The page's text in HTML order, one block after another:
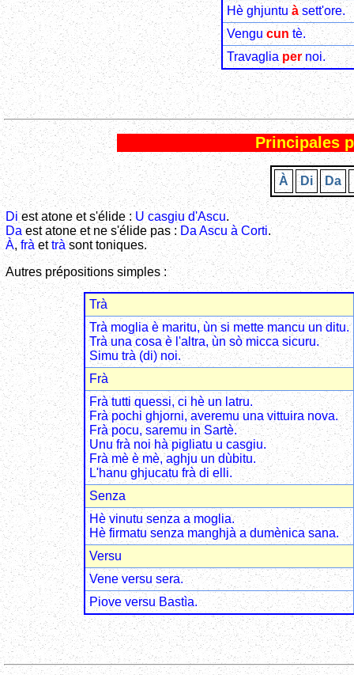
Hè ghjuntuàsett'ore.
Vengucun tè.
Travaglia pernoi.
Principales
À Di Da
Diest atone et s'élide :U casgiu d'Ascu.
Da est atone et ne s'élide pas : Da Ascu à Corti.
À, frà ettràsont toniques.
Autres prépositions simples :
Trà
Trà moglia è maritu, ùn si mette mancu un ditu.
Trà una cosa è l'altra, ùn sò micca sicuru.
Simu trà (di) noi.
Frà
Frà tutti quessi, ci hè un latru.
Frà pochi ghjorni, averemu una vittuira nova.
Frà pocu, saremu in Sartè.
Unu frà noi hà pigliatu u casgiu.
Frà mè è mè, aghju un dùbitu.
L'hanu ghjucatu frà di elli.
Senza
Hè vinutu senza a moglia.
Hè firmatu senza manghjà a dumènica sana.
Versu
Vene versu sera.
Piove versu Bastìa.